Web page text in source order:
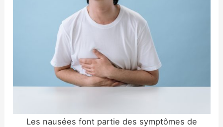
Les nausées font partie des symptômes de